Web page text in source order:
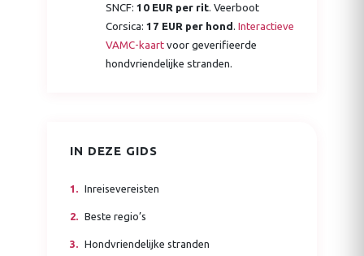
SNCF: 10 EUR per rit. Veerboot
Corsica: 17 EUR per hond . Interactieve
VAMC-kaart voor geverifieerde
hondvriendelijke stranden.
IN DEZE GIDS
Inreisevereisten
Beste regio’s
Hondvriendelijke stranden